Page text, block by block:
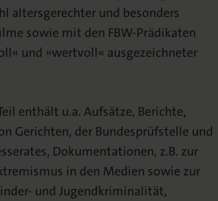
altersgerechter und besonders
sowie mit den FBW-Prädikaten
und »wertvoll« ausgezeichneter
enthält u.a. Aufsätze, Berichte,
Gerichten, der Bundesprüfstelle und
Dokumentationen, z.B. zur
in den Medien sowie zur
und Jugendkriminalität,